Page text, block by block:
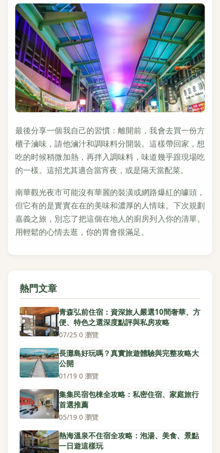
最後分享一個我自己的習慣：離開前，我會去買一份方
櫃子滷味，請他滷汁和調味料分開裝。這樣帶回家，想
吃的时候稍微加熱，再拌入調味料，味道幾乎跟現場吃
的一樣。這招尤其適合當宵夜，或是隔天當配菜。
南華觀光夜市可能沒有華麗的裝潢或網路爆紅的噱頭，
但它有的是實實在在的美味和濃厚的人情味。下次規劃
嘉義之旅，別忘了把這個在地人的廚房列入你的清單。
用輕鬆的心情去逛，你的胃會很滿足。
熱門文章
青森弘前住宿：資深旅人嚴選10間奢華、方
便、特色之選深度點評與私房攻略
07/25·0 瀏覽
長灘島好玩嗎？真實旅遊體驗與完整攻略大
公開
01/19·0 瀏覽
集集民宿包棟全攻略：私密住宿、家庭旅行
首選推薦
05/19·0 瀏覽
熱海溫泉不住宿全攻略：泡湯、美食、景點
一日遊這樣玩